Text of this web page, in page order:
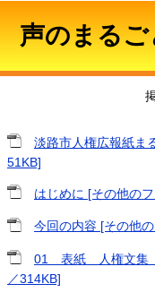
声のまる
淡路市人権広報紙ま
51KB]
はじめに [その他の
今回の内容 [その他
01 表紙 人権文集「
／314KB]